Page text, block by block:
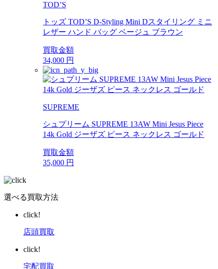
TOD’S
トッズ TOD’S D-Styling Mini Dスタイリング ミニ
レザー ハンド バッグ ベージュ ブラウン
買取金額
34,000 円
SUPREME
シュプリーム SUPREME 13AW Mini Jesus Piece
14k Gold ジーザズ ピース ネックレス ゴールド
買取金額
35,000 円
選べる買取方法
click!
店頭買取
click!
宅配買取